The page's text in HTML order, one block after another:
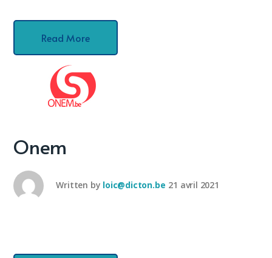
Read More
Onem
Written by loic@dicton.be 21 avril 2021